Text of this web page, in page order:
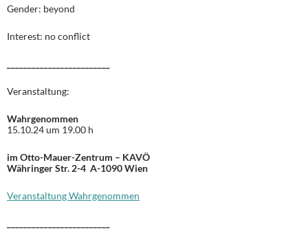
Gender: beyond
Interest: no conflict
Veranstaltung:
Wahrgenommen
15.10.24 um 19.00 h
im Otto-Mauer-Zentrum – KAVÖ
Währinger Str. 2-4 A-1090 Wien
Veranstaltung Wahrgenommen